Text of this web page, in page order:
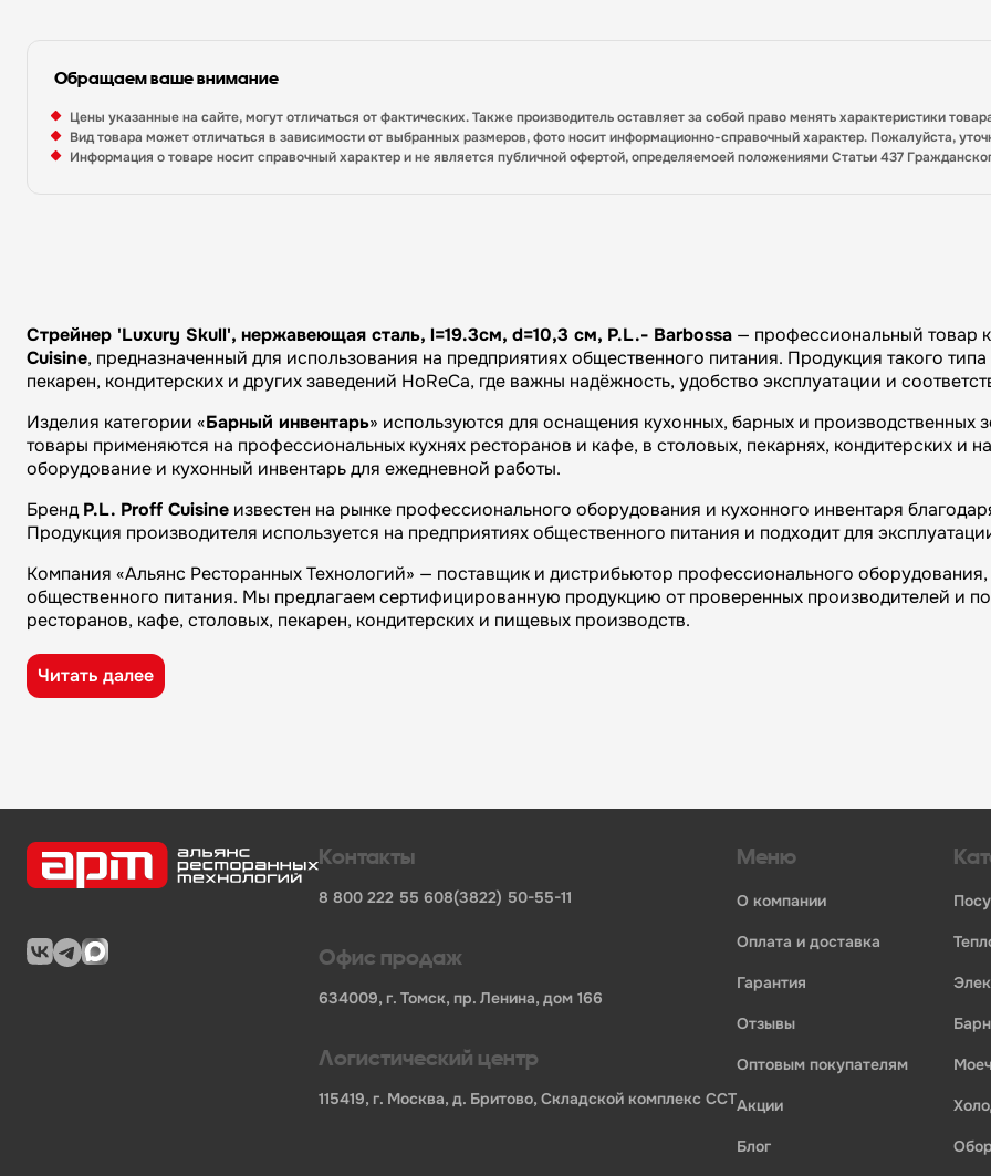
Обращаем ваше внимание
Цены указанные на сайте, могут отличаться от фактических. Также производитель оставляет за собой право менять характеристики
Вид товара может отличаться в зависимости от выбранных размеров, фото носит информационно-справочный характер. Пожалуйста,
Информация о товаре носит справочный характер и не является публичной офертой, определяемоей положениями Статьи 437
Стрейнер 'Luxury Skull', нержавеющая сталь, l=19.3см, d=10,3 см, P.L.- Barbossa — профессиональный товар
Cuisine, предназначенный для использования на предприятиях общественного питания. Продукция такого
пекарен, кондитерских и других заведений HoReCa, где важны надёжность, удобство эксплуатации и
Изделия категории «Барный инвентарь» используются для оснащения кухонных, барных и производственных
товары применяются на профессиональных кухнях ресторанов и кафе, в столовых, пекарнях, кондитерских и
оборудование и кухонный инвентарь для ежедневной работы.
БрендP.L. Proff Cuisine известен на рынке профессионального оборудования и кухонного инвентаря
Продукция производителя используется на предприятиях общественного питания и подходит для
Компания «Альянс Ресторанных Технологий» — поставщик и дистрибьютор профессионального
общественного питания. Мы предлагаем сертифицированную продукцию от проверенных производителей и
ресторанов, кафе, столовых, пекарен, кондитерских и пищевых производств.
Преимущества компании «Альянс Ресторанных Технологий»:
широкий ассортимент оборудования, кухонного инвентаря и посуды для HoReCa
Бренд - P.L. Proff Cuisine
Вид товара
Артикул производителя
CTSN0020-SS
нержавеющая сталь
В нашем каталоге также представлены другие категории профессионального оборудования для оснащения
Читать далее
Контакты
8 800 222 55 608(3822) 50-55-11
Офис продаж
634009, г. Томск, пр. Ленина, дом 166
Логистический центр
115419, г. Москва, д. Бритово, Складской комплекс ССТ
Меню
о компании
оплата и доставка
гарантия
отзывы
оптовым покупателям
акции
блог